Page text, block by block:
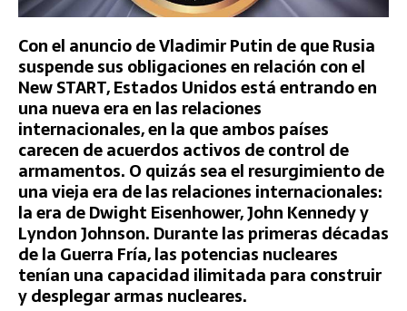
Con el anuncio de Vladimir Putin de que Rusia
suspende sus obligaciones en relación con el
New START, Estados Unidos está entrando en
una nueva era en las relaciones
internacionales, en la que ambos países
carecen de acuerdos activos de control de
armamentos. O quizás sea el resurgimiento de
una vieja era de las relaciones internacionales:
la era de Dwight Eisenhower, John Kennedy y
Lyndon Johnson. Durante las primeras décadas
de la Guerra Fría, las potencias nucleares
tenían una capacidad ilimitada para construir
y desplegar armas nucleares.